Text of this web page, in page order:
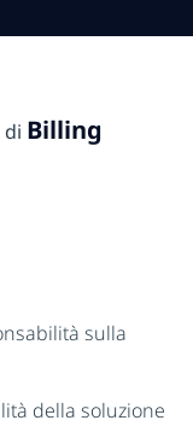
di Billing
sulla
della soluzione